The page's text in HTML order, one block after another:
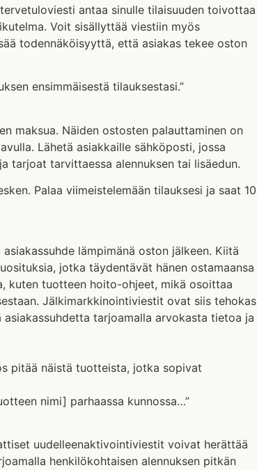
antaa sinulle tilaisuuden toivottaa
Voit sisällyttää viestiin myös
todennäköisyyttä, että asiakas tekee oston
ensimmäisestä tilauksestasi.”
maksua. Näiden ostosten palauttaminen on
Lähetä asiakkaille sähköposti, jossa
tarjoat tarvittaessa alennuksen tai lisäedun.
Palaa viimeistelemään tilauksesi ja saat 10
lämpimänä oston jälkeen. Kiitä
jotka täydentävät hänen ostamaansa
kuten tuotteen hoito-ohjeet, mikä osoittaa
Jälkimarkkinointiviestit ovat siis tehokas
tarjoamalla arvokasta tietoa ja
pitää näistä tuotteista, jotka sopivat
nimi] parhaassa kunnossa…”
uudelleenaktivointiviestit voivat herättää
henkilökohtaisen alennuksen pitkän